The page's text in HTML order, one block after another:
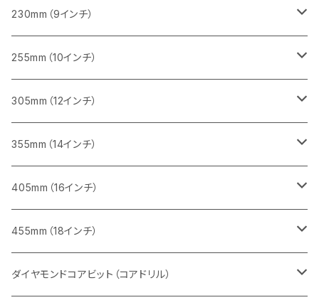
一般道路カッター用
レンガ切断用
インターロッキング切断用
鋳鉄管切断用
ヒューム管・U字溝切断用
ブロック切断用
レンガ切断用
インターロッキング切断用
鋳鉄管切断用
ヒューム管・U字溝切断用
FRP切断用
塩ビ管・キッチンパネル切断用
ブロック切断用
レンガ切断用
インターロッキング切断用
鋳鉄管切断用
ヒューム管・U字溝切断用
コンクリート切断用
ブロック切断用
レンガ切断用
インターロッキング切断用
鋳鉄管切断用
ヒューム管・U字溝切断用
みかげ石（御影石）切断用
コンクリート切断用
ブロック切断用
レンガ切断用
インターロッキング切断用
鋳鉄管切断用
ヒューム管・U字溝切断用
230mm（9インチ）
みかげ石（御影石）切断用
コンクリート切断用
ブロック切断用
レンガ切断用
インターロッキング切断用
鋳鉄管切断用
255mm（10インチ）
コンクリート切断用
一般道路カッター用
ブロック切断用
レンガ切断用
インターロッキング切断用
一般道路カッター用
ヒューム管・U字溝切断用
305mm（12インチ）
みかげ石（御影石）切断用
セグメント
セグメント（特殊凹凸加工チップ
鉄筋コンクリート切断用
セグメントタイプ
コンクリート切断用
セグメント
ブロック切断用
355mm（14インチ）
みかげ石（御影石）切断用
セグメント
セグメント（特殊凸凹加工チップ
鉄筋コンクリート切断用
セグメントタイプ
コンクリート切断用
405mm（16インチ）
みかげ石（御影石）切断用
セグメントタイプ
コンクリート切断用
455mm（18インチ）
道路コンクリート切断用
ダイヤモンドコアビット（コアドリル）